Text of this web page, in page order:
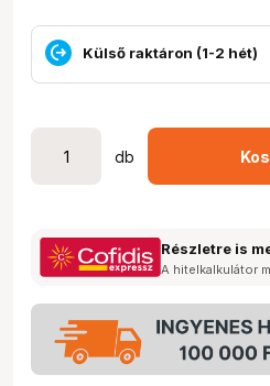
Külső raktáron (1-2 hét)
db
Részletre is
A hitelkalkulátor